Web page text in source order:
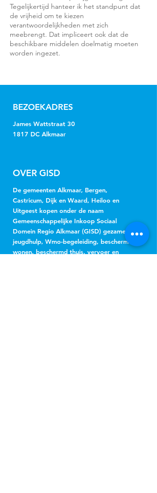
Tegelijkertijd hanteer ik het standpunt dat
de vrijheid om te kiezen
verantwoordelijkheden met zich
meebrengt. Dat impliceert ook dat de
beschikbare middelen doelmatig moeten
worden ingezet.
BEZOEKADRES
James Wattstraat 30
1817 DC Alkmaar
OVER GISD
De gemeenten Alkmaar, Bergen,
Castricum, Dijk en Waard, Heiloo en
Uitgeest kopen onder de naam
Gemeenschappelijke Inkoop Sociaal
Domein Regio Alkmaar (GISD) gezamenlijk
jeugdhulp, Wmo-begeleiding, beschermd
wonen, beschermd thuis, vervoer en